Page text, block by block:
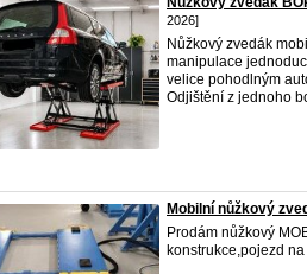
2026]
Nůžkový zvedák
manipulace
velice pohodlným
Odjištění z jednoho
Mobilní nůžkový
Prodám nůžkový
konstrukce,pojezd